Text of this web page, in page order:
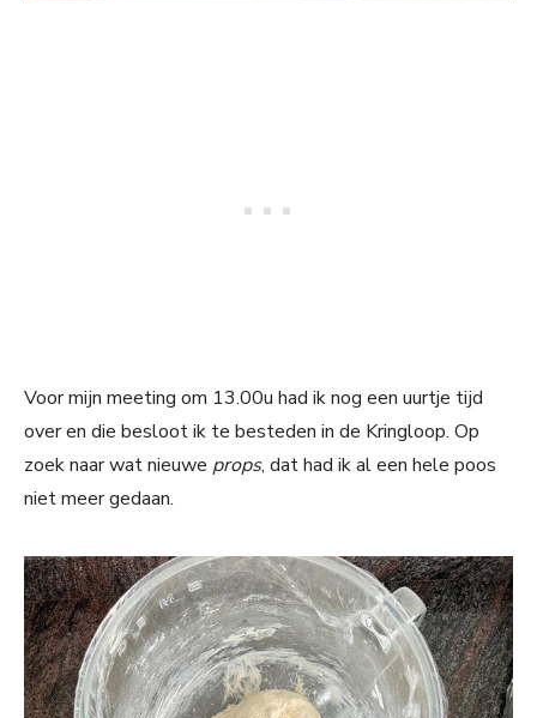
Voor mijn meeting om 13.00u had ik nog een uurtje tijd
over en die besloot ik te besteden in de Kringloop. Op
zoek naar wat nieuwe props, dat had ik al een hele poos
niet meer gedaan.